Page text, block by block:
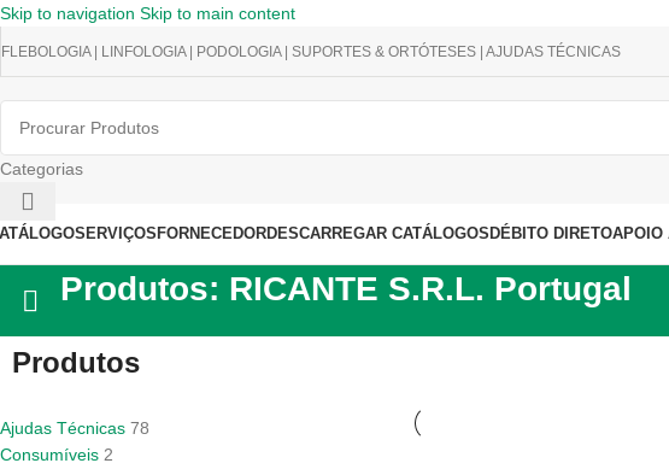
Skip to navigation Skip to main content
FLEBOLOGIA | LINFOLOGIA | PODOLOGIA | SUPORTES & ORTÓTESES | AJUDAS TÉCNICAS
Categorias
SERVIÇOS FORNECEDORDESCARREGAR CATÁLOGOS DÉBITO DIRETOAPOIO
Produtos: RICANTE S.R.L. Portugal
Produtos
Ajudas Técnicas 78
Consumíveis 2